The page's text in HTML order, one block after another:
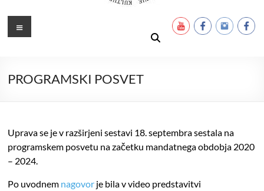
Ustanova Petra Pavla Glavarja
Meni
PROGRAMSKI POSVET
Uprava se je v razširjeni sestavi 18. septembra sestala na
programskem posvetu na začetku mandatnega obdobja 2020
– 2024.
Po uvodnem nagovor je bila v video predstavitvi